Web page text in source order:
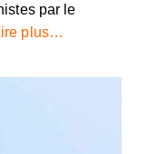
par le
plus…